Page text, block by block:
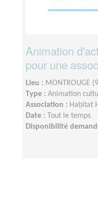
Animation
pour une
Lieu : MONTROUGE
Type : Animation
Association : Habitat
Date :
Tout le temps
Disponibilité